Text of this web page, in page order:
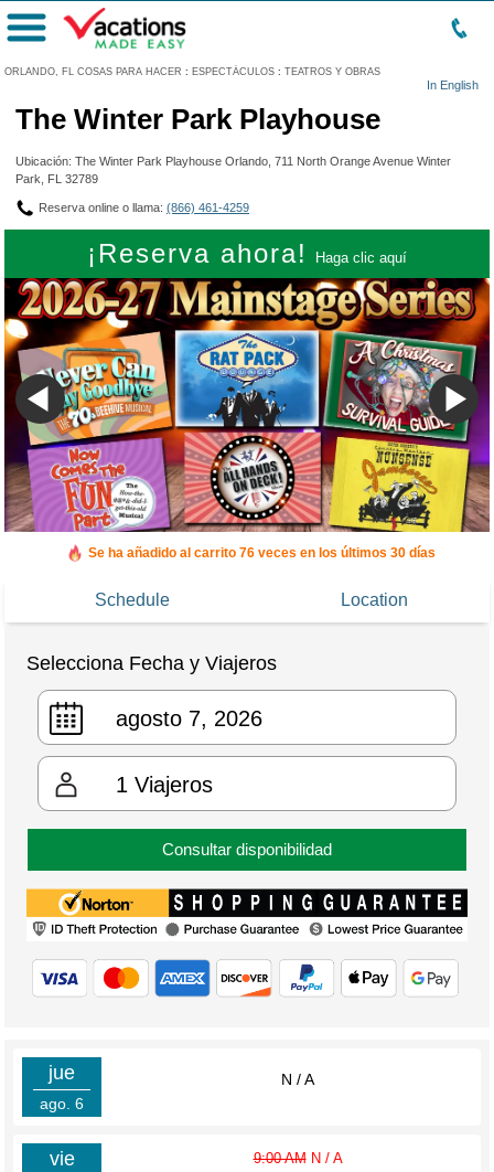
ORLANDO, FL COSAS PARA HACER : ESPECTÁCULOS : TEATROS Y OBRAS
In English
Menú
The Winter Park Playhouse
Ubicación: The Winter Park Playhouse Orlando, 711 North Orange Avenue Winter
Park, FL 32789
Reserva online o llama: (866) 461-4259
¡Reserva ahora! Haga clic aquí
Se ha añadido al carrito 76 veces en los últimos 30 días
Schedule Location
Selecciona Fecha y Viajeros
1 Viajeros
Consultar disponibilidad
jue
ago. 6
N / A
vie 9:00 AMN / A